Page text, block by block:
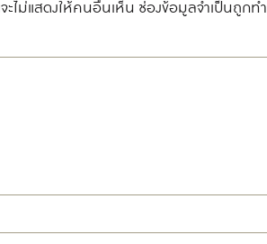
ไม่แสดงให้คนอื่นเห็น ช่องข้อมูลจำเป็นถูกท